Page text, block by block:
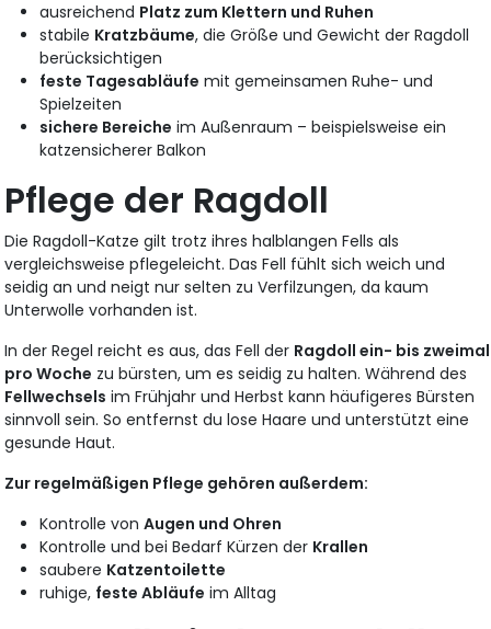
ausreichend Platz zum Klettern und Ruhen
stabile Kratzbäume, die Größe und Gewicht der Ragdoll
berücksichtigen
feste Tagesabläufe mit gemeinsamen Ruhe- und
Spielzeiten
sichere Bereiche im Außenraum – beispielsweise ein
katzensicherer Balkon
Pflege der Ragdoll
Die Ragdoll-Katze gilt trotz ihres halblangen Fells als
vergleichsweise pflegeleicht. Das Fell fühlt sich weich und
seidig an und neigt nur selten zu Verfilzungen, da kaum
Unterwolle vorhanden ist.
In der Regel reicht es aus, das Fell der Ragdoll ein- bis zweimal
pro Woche zu bürsten, um es seidig zu halten. Während des
Fellwechsels im Frühjahr und Herbst kann häufigeres Bürsten
sinnvoll sein. So entfernst du lose Haare und unterstützt eine
gesunde Haut.
Zur regelmäßigen Pflege gehören außerdem:
Kontrolle vonAugen und Ohren
Kontrolle und bei Bedarf Kürzen der Krallen
saubere Katzentoilette
ruhige, feste Abläufe im Alltag